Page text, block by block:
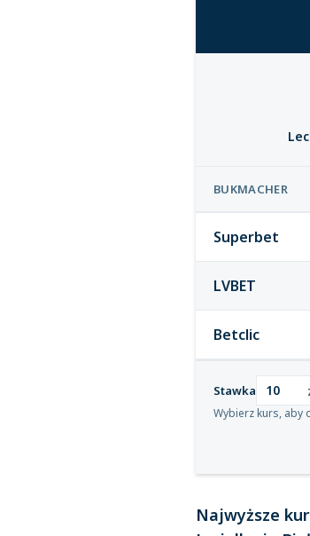
BUKMACHER
Superbet
LVBET
Betclic
Stawka
Wybierz kurs, aby
Najwyższe